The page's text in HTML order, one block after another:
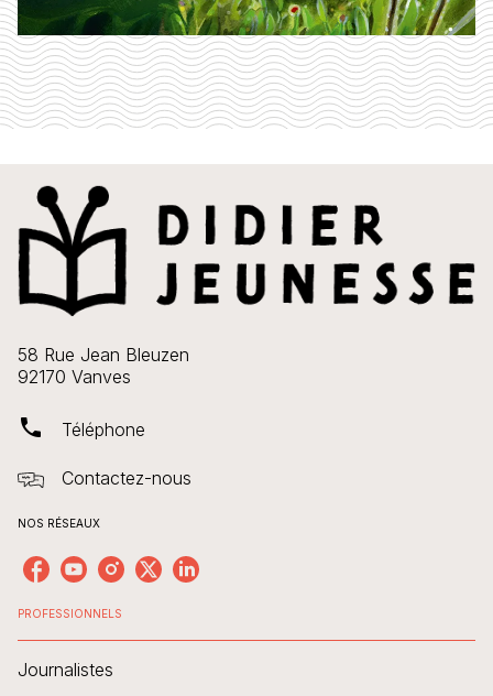
58 Rue Jean Bleuzen
92170 Vanves
phone Téléphone
Contactez-nous
NOS RÉSEAUX
PROFESSIONNELS
Journalistes